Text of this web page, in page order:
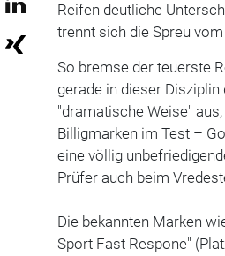
Reifen deutliche
trennt sich die Spreu
So bremse der teuerste
gerade in dieser
"dramatische Weise"
Billigmarken im Test –
eine völlig
Prüfer auch beim
Die bekannten Marken
Sport Fast Respone"